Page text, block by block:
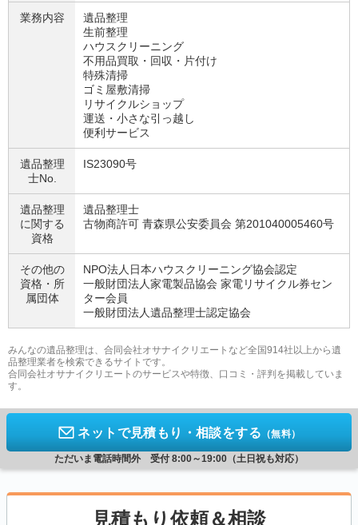
業務内容
遺品整理
生前整理
ハウスクリーニング
不用品買取・回収・片付け
特殊清掃
ゴミ屋敷清掃
リサイクルショップ
運送・小さな引っ越し
便利サービス
遺品整理
士No.
IS23090号
遺品整理
に関する
資格
遺品整理士
古物商許可 青森県公安委員会 第201040005460号
その他の
資格・ 所
属団体
NPO法人日本ハウスクリーニング協会認定
一般財団法人家電製品協会 家電リサイクル券セン
ター会員
一般財団法人遺品整理士認定協会
みんなの遺品整理は、合同会社オサナイクリエートなど全国914社以上から遺
品整理業者を検索できるサイトです。
合同会社オサナイクリエートのサービスや特徴、口コミ・評判を掲載していま
す。
ネットで見積もり・相談をする （無料）
ただいま電話時間外 受付 8:00～19:00（土日祝も対応）
見積もり依頼＆相談